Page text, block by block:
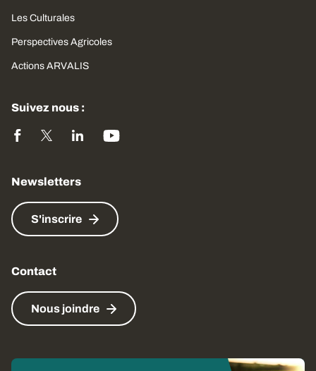
Les Culturales
Perspectives Agricoles
Actions ARVALIS
Suivez nous :
Newsletters
S'inscrire
Contact
Nous joindre